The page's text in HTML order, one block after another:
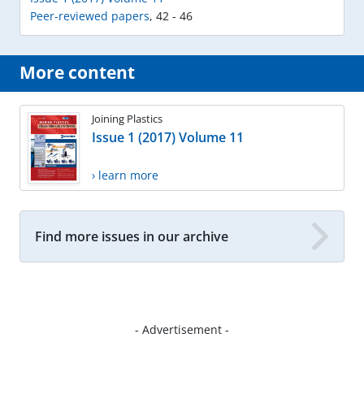
Peer-reviewed papers, 42 - 46
More content
Joining Plastics
Issue 1 (2017) Volume 11
› learn more
Find more issues in our archive
- Advertisement -